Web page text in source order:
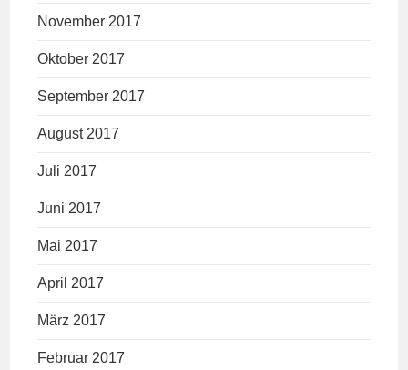
November 2017
Oktober 2017
September 2017
August 2017
Juli 2017
Juni 2017
Mai 2017
April 2017
März 2017
Februar 2017